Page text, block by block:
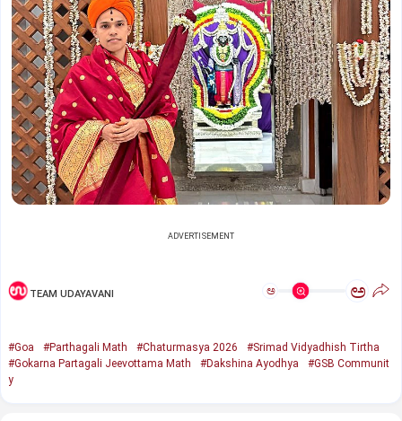
ADVERTISEMENT
TEAM UDAYAVANI ಅ ಅ
#Goa #Parthagali Math #Chaturmasya 2026
#Srimad Vidyadhish Tirtha
#Gokarna Partagali Jeevottama Math
#Dakshina Ayodhya
#GSB Communit
y